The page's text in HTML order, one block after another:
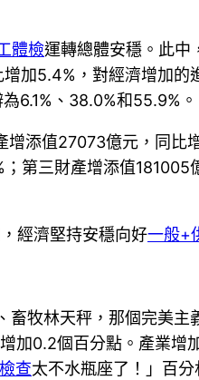
體檢運轉總體安穩。此中
加5.4%，對經濟增加的
6.1%、38.0%和55.9%。
添值27073億元，同比
第三財產增添值
經濟堅持安穩向好一般+
牧林天秤，那個完美
加0.2個百分點。產業增
查太不水瓶座了！」百